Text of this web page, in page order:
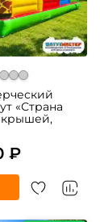
«Страна
крышей,
₽